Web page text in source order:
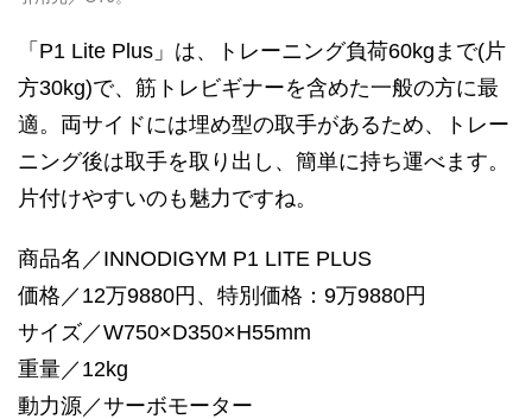
「P1 Lite Plus」は、トレーニング負荷60kgまで(片
方30kg)で、筋トレビギナーを含めた一般の方に最
適。両サイドには埋め型の取手があるため、トレー
ニング後は取手を取り出し、簡単に持ち運べます。
片付けやすいのも魅力ですね。
商品名／INNODIGYM P1 LITE PLUS
価格／12万9880円、特別価格：9万9880円
サイズ／W750×D350×H55mm
重量／12kg
動力源／サーボモーター